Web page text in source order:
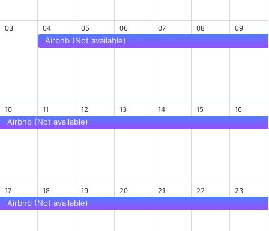
03 04 05 06 07 08 09
10 11 12 13 14 15 16
17 18 19 20 21 22 23
Airbnb (Not available)
Airbnb (Not available)
Airbnb (Not available)